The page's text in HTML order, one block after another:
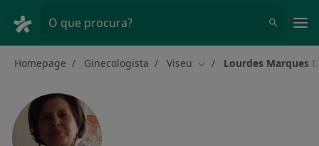
O que procura?
Homepage Ginecologista Viseu Mudar de cidade
Lourdes Marques